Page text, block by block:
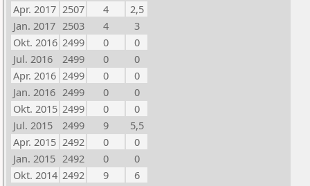
Apr. 2017 2507 4
2,5
Jan. 2017 2503 4
3
Okt. 2016 2499 0
0
Jul. 2016
2499 0
0
Apr. 2016 2499 0
0
Jan. 2016 2499 0
0
Okt. 2015 2499 0
0
Jul. 2015
2499 9
5,5
Apr. 2015 2492 0
0
Jan. 2015 2492 0
0
Okt. 2014 2492 9
6